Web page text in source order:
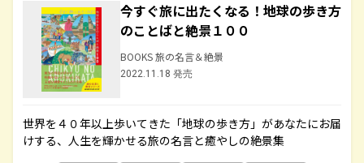
今すぐ旅に出たくなる！地球の歩き方
のことばと絶景１００
BOOKS 旅の名言＆絶景
2022.11.18 発売
世界を４０年以上歩いてきた「地球の歩き方」があなたにお届
けする、人生を輝かせる旅の名言と癒やしの絶景集